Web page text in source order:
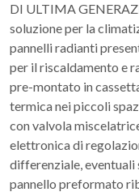
DI ULTIMA
soluzione per la
pannelli radianti
per il riscaldamento e
pre-montato in
termica nei piccoli
con valvola
elettronica di
differenziale, eventuali
pannello preformato